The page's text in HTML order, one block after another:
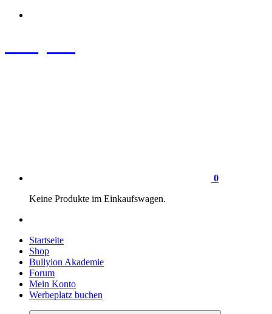
Zum
0
Keine Produkte im Einkaufswagen.
Startseite
Shop
Bullyion Akademie
Forum
Mein Konto
Werbeplatz buchen